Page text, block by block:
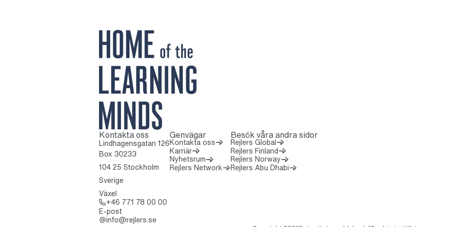
Till startsidan
Kontakta oss
Lindhagensgatan 126
Box 30233
104 25 Stockholm
Sverige
Växel
+46 771 78 00 00Ring: + 4 6 7 7 1 7 8 0 0 0 0
E-post
info@rejlers.se
Genvägar
Kontakta oss
Karriär
Nyhetsrum
Rejlers Network(Öppnas i en ny flik)
Besök våra andra sidor
Rejlers Global
Rejlers Finland
Rejlers Norway
Rejlers Abu Dhabi